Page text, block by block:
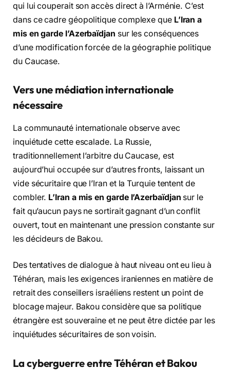
qui lui couperait son accès direct à l’Arménie. C’est
dans ce cadre géopolitique complexe que L’Iran a
mis en garde l’Azerbaïdjan sur les conséquences
d’une modification forcée de la géographie politique
du Caucase.
Vers une médiation internationale
nécessaire
La communauté internationale observe avec
inquiétude cette escalade. La Russie,
traditionnellement l’arbitre du Caucase, est
aujourd’hui occupée sur d’autres fronts, laissant un
vide sécuritaire que l’Iran et la Turquie tentent de
combler. L’Iran a mis en garde l’Azerbaïdjan sur le
fait qu’aucun pays ne sortirait gagnant d’un conflit
ouvert, tout en maintenant une pression constante sur
les décideurs de Bakou.
Des tentatives de dialogue à haut niveau ont eu lieu à
Téhéran, mais les exigences iraniennes en matière de
retrait des conseillers israéliens restent un point de
blocage majeur. Bakou considère que sa politique
étrangère est souveraine et ne peut être dictée par les
inquiétudes sécuritaires de son voisin.
La cyberguerre entre Téhéran et Bakou